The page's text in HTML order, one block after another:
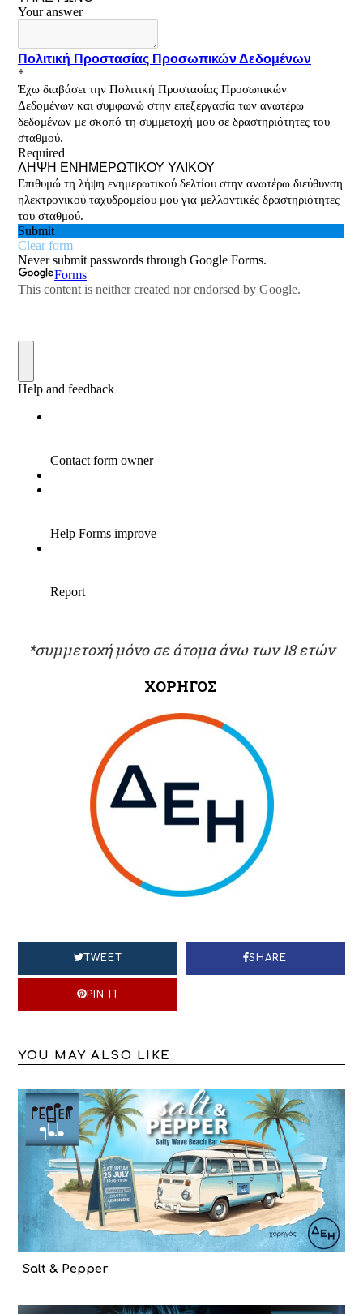
*συμμετοχή μόνο σε άτομα άνω των 18 ετών
ΧΟΡΗΓΟΣ
TWEET SHARE
PIN IT
YOU MAY ALSO LIKE
Salt & Pepper